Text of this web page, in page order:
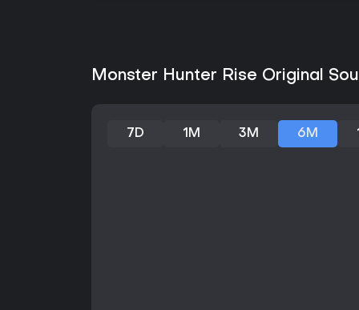
Monster Hunter Rise Original
7D 1M 3M 6M